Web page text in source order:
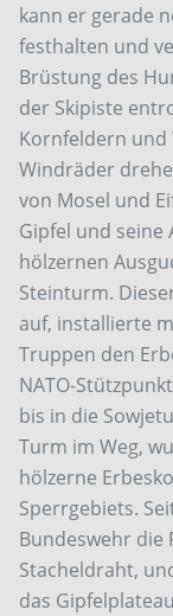
kann er gerade
festhalten und
Brüstung des
der Skipiste
Kornfeldern und
Windräder
von Mosel und
Gipfel und seine
hölzernen
Steinturm.
auf, installierte
Truppen den
NATO-
bis in die
Turm im Weg,
hölzerne
Sperrgebiets.
Bundeswehr die
Stacheldraht,
das